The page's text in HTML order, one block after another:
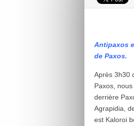
Antipaxos
de Paxos.
Après 3h30
Paxos,
derrière
Agrapidia,
est Kaloroi